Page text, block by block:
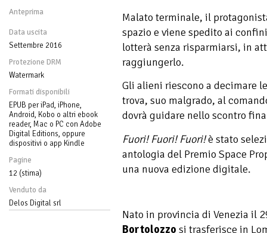
Anteprima
Data uscita
Settembre 2016
Protezione DRM
Watermark
Formati disponibili
EPUB per iPad, iPhone,
Android, Kobo o altri ebook
reader, Mac o PC con Adobe
Digital Editions, oppure
dispositivi o app Kindle
Pagine
12 (stima)
Venduto da
Delos Digital srl
Malato terminale, il
spazio e viene spedito ai
lotterà senza risparmiarsi, in
raggiungerlo.
Gli alieni riescono a decimare
trova, suo malgrado, al
dovrà guidare nello scontro
Fuori! Fuori! Fuori!è stato
antologia del Premio Space
una nuova edizione digitale.
Nato in provincia di Venezia il
Bortolozzo si trasferisce in